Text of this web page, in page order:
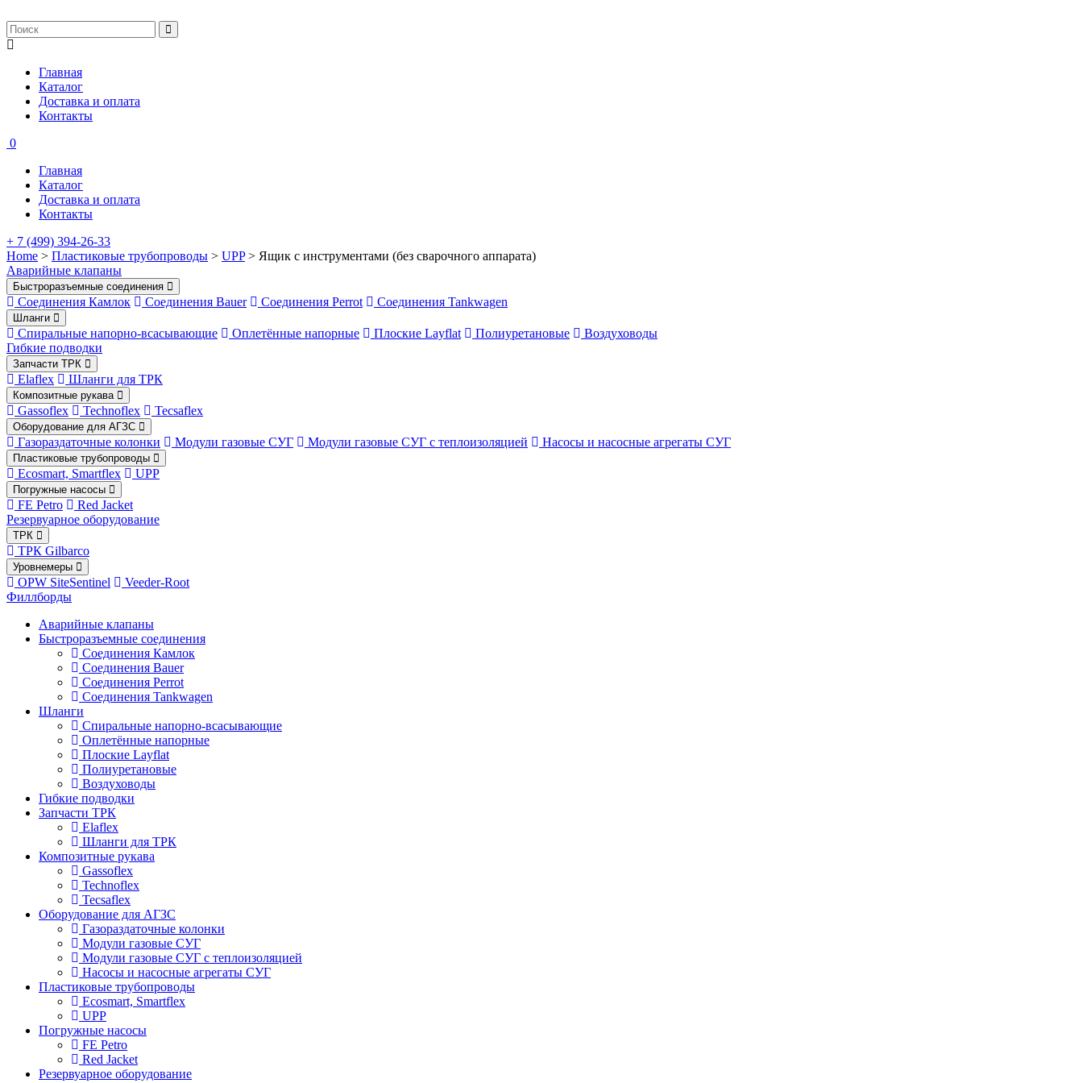
Главная
Каталог
Доставка и оплата
Контакты
0
Главная
Каталог
Доставка и оплата
Контакты
+ 7 (499) 394-26-33
Home > Пластиковые трубопроводы > UPP> Ящик с инструментами (без сварочного аппарата)
Аварийные клапаны
Быстроразъемные соединения
Соединения Камлок Соединения Bauer Соединения Perrot Соединения Tankwagen
Шланги
Спиральные напорно-всасывающие Оплетённые напорные Плоские Layflat Полиуретановые
Воздуховоды
Гибкие подводки
Запчасти ТРК
Elaflex Шланги для ТРК
Композитные рукава
Gassoflex Technoflex Tecsaflex
Оборудование для АГЗС
Газораздаточные колонки Модули газовые СУГ Модули газовые СУГ с теплоизоляцией Насосы и насосные агрегаты СУГ
Пластиковые трубопроводы
Ecosmart, Smartflex UPP
Погружные насосы
FE Petro
Red Jacket
Резервуарное оборудование
ТРК
ТРК Gilbarco
Уровнемеры
OPW SiteSentinel
Veeder-Root
Филлборды
Аварийные клапаны
Быстроразъемные соединения
Соединения Камлок
Соединения Bauer
Соединения Perrot
Соединения Tankwagen
Шланги
Спиральные напорно-всасывающие
Оплетённые напорные
Плоские Layflat
Полиуретановые
Воздуховоды
Гибкие подводки
Запчасти ТРК
Elaflex
Шланги для ТРК
Композитные рукава
Gassoflex
Technoflex
Tecsaflex
Оборудование для АГЗС
Газораздаточные колонки
Модули газовые СУГ
Модули газовые СУГ с теплоизоляцией
Насосы и насосные агрегаты СУГ
Пластиковые трубопроводы
Ecosmart, Smartflex
UPP
Погружные насосы
FE Petro
Red Jacket
Резервуарное оборудование